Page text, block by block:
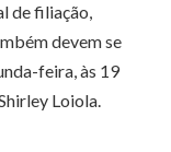
de filiação,
devem se
feira, às 19
Loiola.